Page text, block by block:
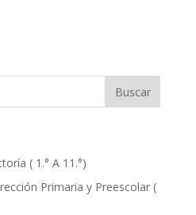
( 1.° A 11.°)
Primaria y Preescolar (